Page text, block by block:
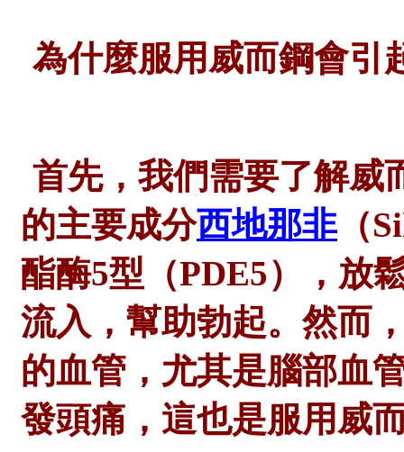
為什麼服用威而鋼會引
首先，我們需要了解威
的主要成分西地那非（
酯酶5型（PDE5），放
流入，幫助勃起。然而
的血管，尤其是腦部血
發頭痛，這也是服用威